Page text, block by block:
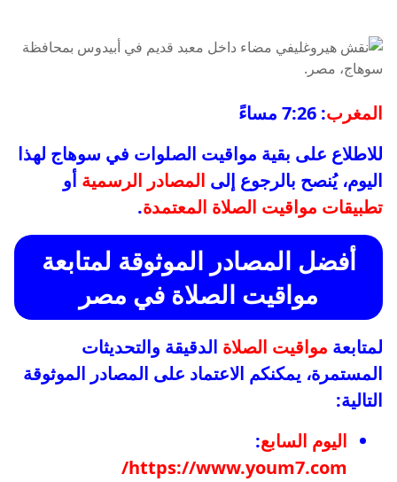
المغرب: 7:26 مساءً
للاطلاع على بقية مواقيت الصلوات في سوهاج لهذا
اليوم، يُنصح بالرجوع إلى المصادر الرسمية أو
تطبيقات مواقيت الصلاة المعتمدة.
أفضل المصادر الموثوقة لمتابعة
مواقيت الصلاة في مصر
لمتابعة مواقيت الصلاة الدقيقة والتحديثات
المستمرة، يمكنكم الاعتماد على المصادر الموثوقة
التالية:
اليوم السابع:
https://www.youm7.com/